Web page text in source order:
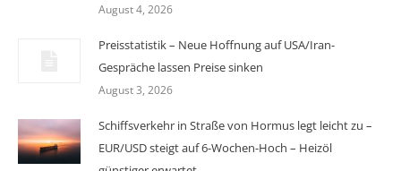
August 4, 2026
Preisstatistik – Neue Hoffnung auf USA/Iran-
Gespräche lassen Preise sinken
August 3, 2026
Schiffsverkehr in Straße von Hormus legt leicht zu –
EUR/USD steigt auf 6-Wochen-Hoch – Heizöl